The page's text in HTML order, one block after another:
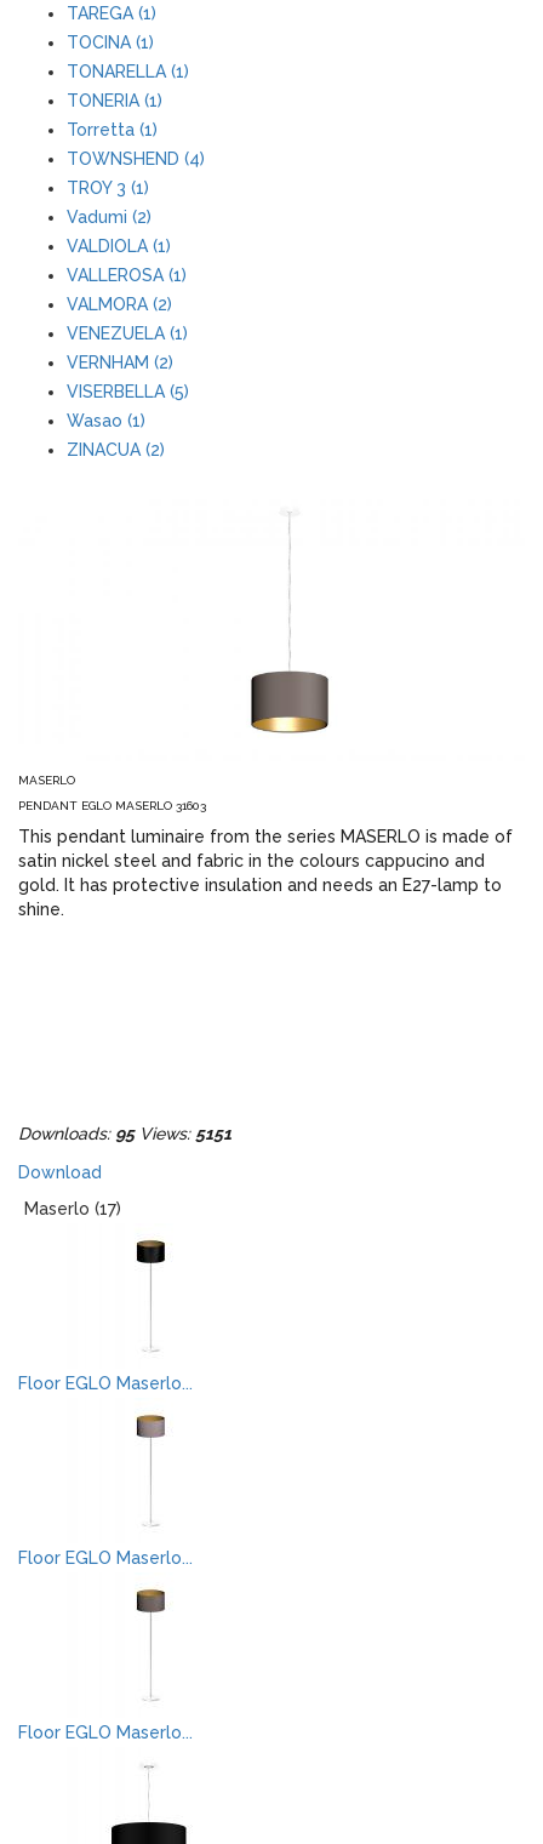
TAREGA (1)
TOCINA (1)
TONARELLA (1)
TONERIA (1)
Torretta (1)
TOWNSHEND (4)
TROY 3 (1)
Vadumi (2)
VALDIOLA (1)
VALLEROSA (1)
VALMORA (2)
VENEZUELA (1)
VERNHAM (2)
VISERBELLA (5)
Wasao (1)
ZINACUA (2)
MASERLO
PENDANT EGLO MASERLO 31603
This pendant luminaire from the series MASERLO is made of
satin nickel steel and fabric in the colours cappucino and
gold. It has protective insulation and needs an E27-lamp to
shine.
Downloads: 95Views: 5151
Download
Maserlo (17)
Floor EGLO Maserlo...
Floor EGLO Maserlo...
Floor EGLO Maserlo...